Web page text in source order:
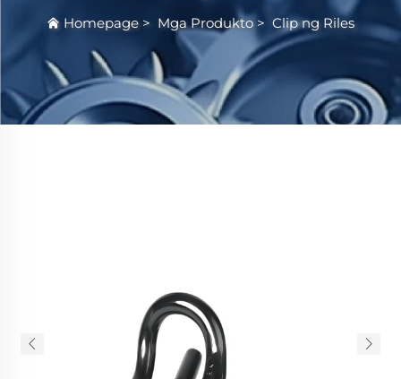
Homepage > Mga Produkto> Clip ng Riles